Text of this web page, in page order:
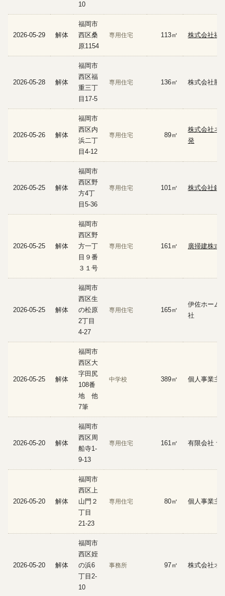
10
2026-05-29 解体
福岡市
西区桑
原1154
専用住宅 113㎡ 株式会社福
2026-05-28 解体
福岡市
西区福
重三丁
目17-5
専用住宅 136㎡ 株式会社勝
2026-05-26 解体
福岡市
西区内
浜二丁
目4-12
専用住宅 89㎡
株式会社ネ
発
2026-05-25 解体
福岡市
西区野
方4丁
目5-36
専用住宅 101㎡ 株式会社錦
2026-05-25 解体
福岡市
西区野
方一丁
目９番
３１号
専用住宅 161㎡ 廣掃建株式
2026-05-25 解体
福岡市
西区生
の松原
2丁目
4-27
専用住宅 165㎡
伊佐ホーム
社
2026-05-25 解体
福岡市
西区大
字田尻
108番
地 他
7筆
中学校 389㎡ 個人事業主
2026-05-20 解体
福岡市
西区周
船寺1-
9-13
専用住宅 161㎡ 有限会社 ナ
2026-05-20 解体
福岡市
西区上
山門２
丁目
21-23
専用住宅 80㎡ 個人事業主
2026-05-20 解体
福岡市
西区姪
の浜6
丁目2-
10
事務所 97㎡ 株式会社オ